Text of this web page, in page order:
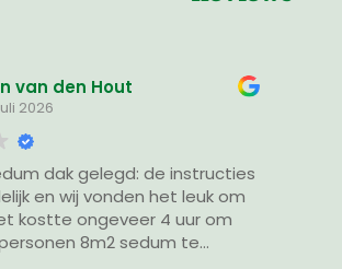
Beale
Juli 2026
om te beginnen was
te maken. Mijn groene dak is
een dakkapel gekomen dat